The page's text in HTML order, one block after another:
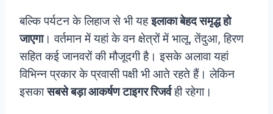
बल्कि पर्यटन के लिहाज से भी यहइलाका बेहद समृद्ध हो
जाएगा। वर्तमान में यहां के वन क्षेत्रों में भालू, तेंदुआ, हिरण
सहित कई जानवरों की मौजूदगी है। इसके अलावा यहां
विभिन्न प्रकार के प्रवासी पक्षी भी आते रहते हैं। लेकिन
इसकासबसे बड़ा आकर्षण टाइगर रिजर्वही रहेगा।